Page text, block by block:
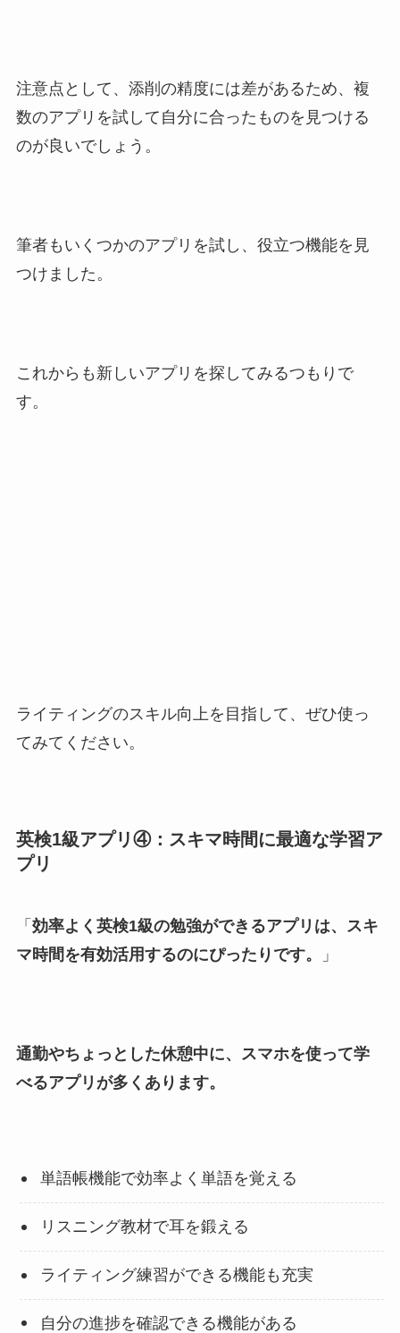
注意点として、添削の精度には差があるため、複
数のアプリを試して自分に合ったものを見つける
のが良いでしょう。
筆者もいくつかのアプリを試し、役立つ機能を見
つけました。
これからも新しいアプリを探してみるつもりで
す。
ライティングのスキル向上を目指して、ぜひ使っ
てみてください。
英検1級アプリ④：スキマ時間に最適な学習ア
プリ
「 効率よく英検1級の勉強ができるアプリは、スキ
マ時間を有効活用するのにぴったりです。
」
通勤やちょっとした休憩中に、スマホを使って学
べるアプリが多くあります。
単語帳機能で効率よく単語を覚える
リスニング教材で耳を鍛える
ライティング練習ができる機能も充実
自分の進捗を確認できる機能がある